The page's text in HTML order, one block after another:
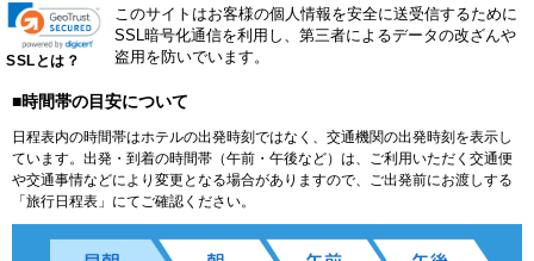
SSLとは？
このサイトはお客様の個人情報を安全に送受信するために
SSL暗号化通信を利用し、第三者によるデータの改ざんや
盗用を防いでいます。
■時間帯の目安について
日程表内の時間帯はホテルの出発時刻ではなく、交通機関の出発時刻を表示し
ています。出発・到着の時間帯（午前・午後など）は、ご利用いただく交通便
や交通事情などにより変更となる場合がありますので、ご出発前にお渡しする
「旅行日程表」にてご確認ください。